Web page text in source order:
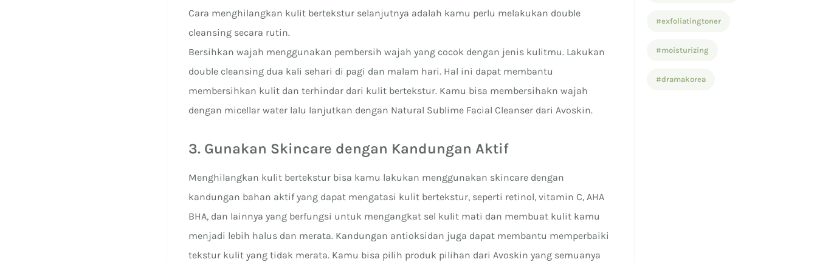
Cara menghilangkan kulit bertekstur selanjutnya adalah kamu perlu melakukan double
cleansing secara rutin.
Bersihkan wajah menggunakan pembersih wajah yang cocok dengan jenis kulitmu. Lakukan
double cleansing dua kali sehari di pagi dan malam hari. Hal ini dapat membantu
membersihkan kulit dan terhindar dari kulit bertekstur. Kamu bisa membersihakn wajah
dengan micellar water lalu lanjutkan dengan Natural Sublime Facial Cleanser dari Avoskin.
3. Gunakan Skincare dengan Kandungan Aktif
Menghilangkan kulit bertekstur bisa kamu lakukan menggunakan skincare dengan
kandungan bahan aktif yang dapat mengatasi kulit bertekstur, seperti retinol, vitamin C, AHA
BHA, dan lainnya yang berfungsi untuk mengangkat sel kulit mati dan membuat kulit kamu
menjadi lebih halus dan merata. Kandungan antioksidan juga dapat membantu memperbaiki
tekstur kulit yang tidak merata. Kamu bisa pilih produk pilihan dari Avoskin yang semuanya
#exfoliatingtoner
#moisturizing
#dramakorea